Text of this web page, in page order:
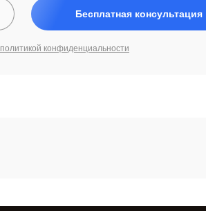
Бесплатная консультация
политикой конфиденциальности